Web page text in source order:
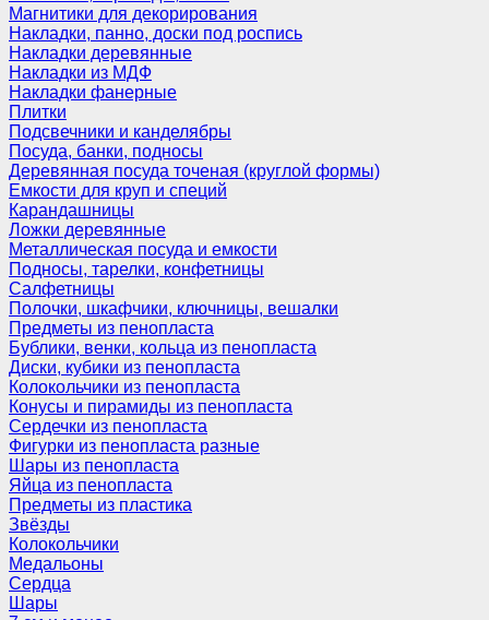
Магнитики для декорирования
Накладки, панно, доски под роспись
Накладки деревянные
Накладки из МДФ
Накладки фанерные
Плитки
Подсвечники и канделябры
Посуда, банки, подносы
Деревянная посуда точеная (круглой формы)
Емкости для круп и специй
Карандашницы
Ложки деревянные
Металлическая посуда и емкости
Подносы, тарелки, конфетницы
Салфетницы
Полочки, шкафчики, ключницы, вешалки
Предметы из пенопласта
Бублики, венки, кольца из пенопласта
Диски, кубики из пенопласта
Колокольчики из пенопласта
Конусы и пирамиды из пенопласта
Сердечки из пенопласта
Фигурки из пенопласта разные
Шары из пенопласта
Яйца из пенопласта
Предметы из пластика
Звёзды
Колокольчики
Медальоны
Сердца
Шары